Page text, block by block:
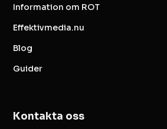
Information om ROT
Effektivmedia.nu
Blog
Guider
Kontakta oss